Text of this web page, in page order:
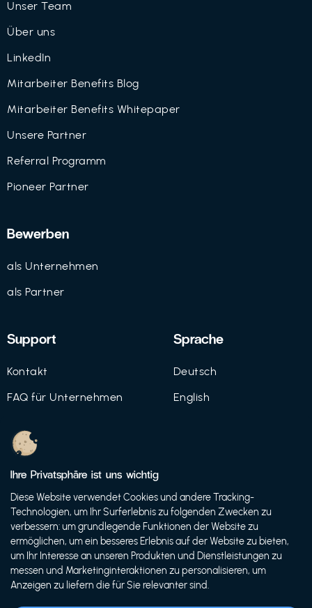
Unser Team
Über uns
LinkedIn
Mitarbeiter Benefits Blog
Mitarbeiter Benefits Whitepaper
Unsere Partner
Referral Programm
Pioneer Partner
Bewerben
als Unternehmen
als Partner
Support
Kontakt
FAQ für Unternehmen
Datenschutz
Nutzungsbedingungen
Sprache
Deutsch
English
© 2021 FutureBens GmbH
Ihre Privatsphäre ist uns wichtig
Diese Website verwendet Cookies und andere Tracking-
Technologien, um Ihr Surferlebnis zu folgenden Zwecken zu
verbessern: um grundlegende Funktionen der Website zu
ermöglichen, um ein besseres Erlebnis auf der Website zu bieten,
um Ihr Interesse an unseren Produkten und Dienstleistungen zu
messen und Marketinginteraktionen zu personalisieren, um
Anzeigen zu liefern die für Sie relevanter sind.